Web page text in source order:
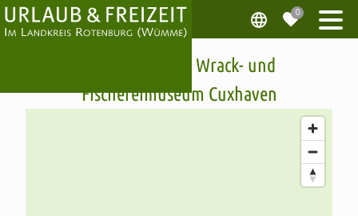
Windstärke 10 - Wrack- und
Fischereimuseum Cuxhaven